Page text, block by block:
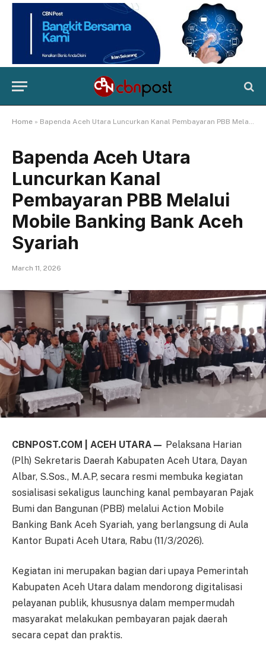
Home » Bapenda Aceh Utara Luncurkan Kanal Pembayaran PBB Melalui Mobile Banking Bank Aceh Syariah
Bapenda Aceh Utara
Luncurkan Kanal
Pembayaran PBB Melalui
Mobile Banking Bank Aceh
Syariah
March 11, 2026
CBNPOST.COM | ACEH UTARA— Pelaksana Harian
(Plh) Sekretaris Daerah Kabupaten Aceh Utara, Dayan
Albar, S.Sos., M.A.P, secara resmi membuka kegiatan
sosialisasi sekaligus launching kanal pembayaran Pajak
Bumi dan Bangunan (PBB) melalui Action Mobile
Banking Bank Aceh Syariah, yang berlangsung di Aula
Kantor Bupati Aceh Utara, Rabu (11/3/2026).
Kegiatan ini merupakan bagian dari upaya Pemerintah
Kabupaten Aceh Utara dalam mendorong digitalisasi
pelayanan publik, khususnya dalam mempermudah
masyarakat melakukan pembayaran pajak daerah
secara cepat dan praktis.